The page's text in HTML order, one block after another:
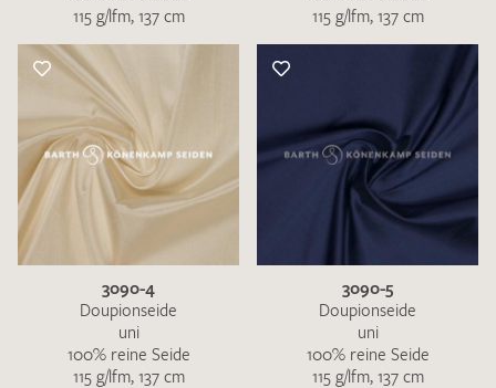
115 g/lfm, 137 cm
115 g/lfm, 137 cm
3090-4
Doupionseide
uni
100% reine Seide
115 g/lfm, 137 cm
3090-5
Doupionseide
uni
100% reine Seide
115 g/lfm, 137 cm